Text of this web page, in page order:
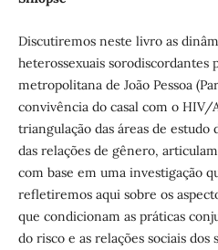
Discutiremos neste livro as
heterossexuais sorodiscordantes
metropolitana de João Pessoa
convivência do casal com o HIV/
triangulação das áreas de estudo
das relações de gênero,
com base em uma investigação
refletiremos aqui sobre os
que condicionam as práticas
do risco e as relações sociais dos